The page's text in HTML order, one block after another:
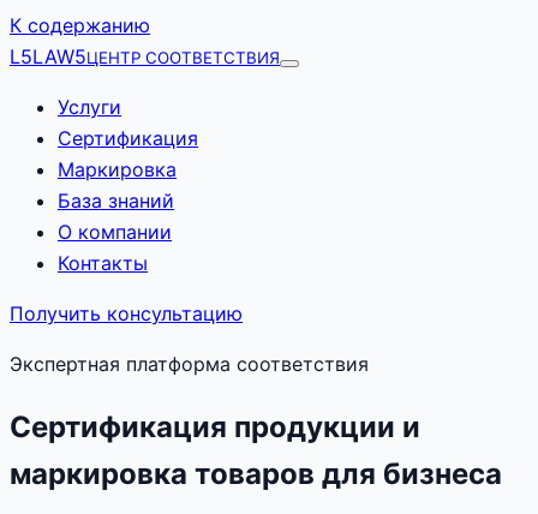
К содержанию
L5LAW5ЦЕНТР СООТВЕТСТВИЯ
Услуги
Сертификация
Маркировка
База знаний
О компании
Контакты
Получить консультацию
Экспертная платформа соответствия
Сертификация продукции и
маркировка товаров для бизнеса